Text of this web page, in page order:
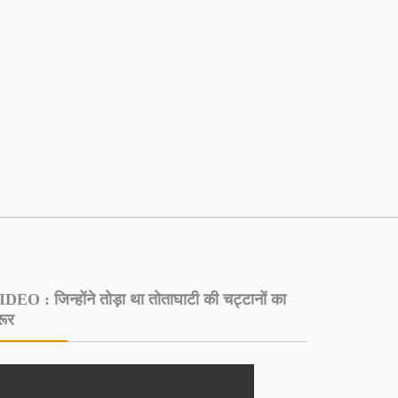
: जिन्होंने तोड़ा था तोताघाटी की चट्टानों का